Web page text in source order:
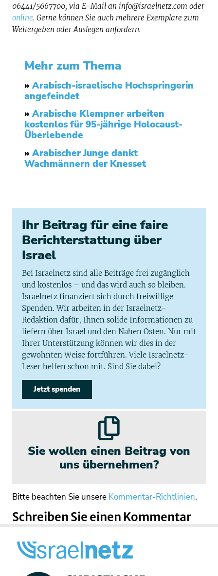
06441/5667700, via E-Mail an info@israelnetz.com oder
online. Gerne können Sie auch mehrere Exemplare zum
Weitergeben oder Auslegen anfordern.
Mehr zum Thema
»Arabisch-israelische Hochspringerin
angefeindet
»Arabische Klempner arbeiten
kostenlos für 95-jährige Holocaust-
Überlebende
»Arabischer Junge dankt
Wachmännern der Knesset
Ihr Beitrag für eine faire
Berichterstattung über
Israel
Bei Israelnetz sind alle Beiträge frei zugänglich
und kostenlos – und das wird auch so bleiben.
Israelnetz finanziert sich durch freiwillige
Spenden. Wir arbeiten in der Israelnetz-
Redaktion dafür, Ihnen solide Informationen zu
liefern über Israel und den Nahen Osten. Nur mit
Ihrer Unterstützung können wir dies in der
gewohnten Weise fortführen. Viele Israelnetz-
Leser helfen schon mit. Sind Sie dabei?
Jetzt spenden
Sie wollen einen Beitrag von
uns übernehmen?
Bitte beachten Sie unsere Kommentar-Richtlinien.
Schreiben Sie einen Kommentar